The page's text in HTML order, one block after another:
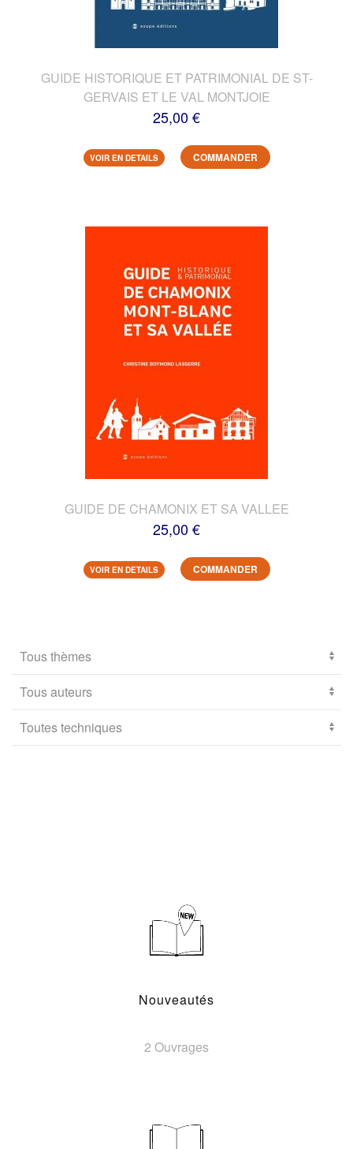
GUIDE HISTORIQUE ET PATRIMONIAL DE ST-
GERVAIS ET LE VAL MONTJOIE
25,00 €
VOIR EN DETAILS COMMANDER
GUIDE DE CHAMONIX ET SA VALLEE
25,00 €
VOIR EN DETAILS COMMANDER
Nouveautés
2 Ouvrages